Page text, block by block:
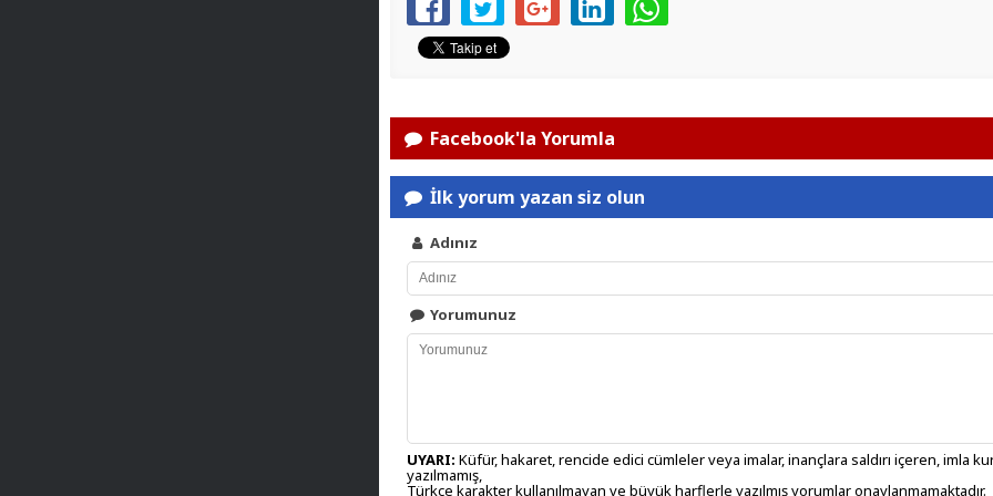
Facebook'la Yorumla
İlk yorum yazan siz olun
Adınız
Yorumunuz
UYARI: Küfür, hakaret, rencide edici cümleler veya imalar, inançlara saldırı içeren, imla
yazılmamış,
Türkçe karakter kullanılmayan ve büyük harflerle yazılmış yorumlar onaylanmamaktadır.